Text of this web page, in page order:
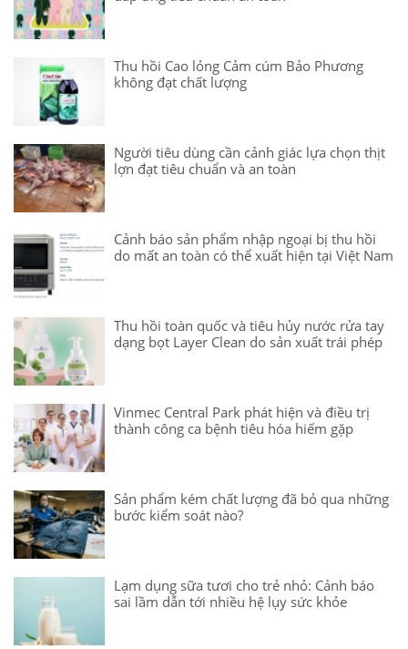
Thu hồi Cao lỏng Cảm cúm Bảo Phương
không đạt chất lượng
Người tiêu dùng cần cảnh giác lựa chọn thịt
lợn đạt tiêu chuẩn và an toàn
Cảnh báo sản phẩm nhập ngoại bị thu hồi
do mất an toàn có thể xuất hiện tại Việt Nam
Thu hồi toàn quốc và tiêu hủy nước rửa tay
dạng bọt Layer Clean do sản xuất trái phép
Vinmec Central Park phát hiện và điều trị
thành công ca bệnh tiêu hóa hiếm gặp
Sản phẩm kém chất lượng đã bỏ qua những
bước kiểm soát nào?
Lạm dụng sữa tươi cho trẻ nhỏ: Cảnh báo
sai lầm dẫn tới nhiều hệ lụy sức khỏe